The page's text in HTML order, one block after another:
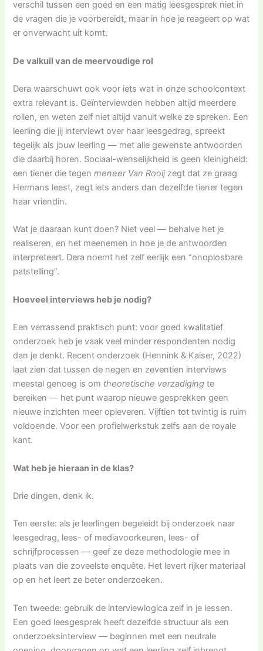
verschil tussen een goed en een matig leesgesprek niet in
de vragen die je voorbereidt, maar in hoe je reageert op wat
er onverwacht uit komt.
De valkuil van de meervoudige rol
Dera waarschuwt ook voor iets wat in onze schoolcontext
extra relevant is. Geïnterviewden hebben altijd meerdere
rollen, en weten zelf niet altijd vanuit welke ze spreken. Een
leerling die jij interviewt over haar leesgedrag, spreekt
tegelijk als jouw leerling — met alle gewenste antwoorden
die daarbij horen. Sociaal-wenselijkheid is geen kleinigheid:
een tiener die tegenmeneer Van Rooijzegt dat ze graag
Hermans leest, zegt iets anders dan dezelfde tiener tegen
haar vriendin.
Wat je daaraan kunt doen? Niet veel — behalve het je
realiseren, en het meenemen in hoe je de antwoorden
interpreteert. Dera noemt het zelf eerlijk een “onoplosbare
patstelling”.
Hoeveel interviews heb je nodig?
Een verrassend praktisch punt: voor goed kwalitatief
onderzoek heb je vaak veel minder respondenten nodig
dan je denkt. Recent onderzoek (Hennink & Kaiser, 2022)
laat zien dat tussen de negen en zeventien interviews
meestal genoeg is om theoretische verzadiging te
bereiken — het punt waarop nieuwe gesprekken geen
nieuwe inzichten meer opleveren. Vijftien tot twintig is ruim
voldoende. Voor een profielwerkstuk zelfs aan de royale
kant.
Wat heb je hieraan in de klas?
Drie dingen, denk ik.
Ten eerste: als je leerlingen begeleidt bij onderzoek naar
leesgedrag, lees- of media­voorkeuren, lees- of
schrijfprocessen — geef ze deze methodologie mee in
plaats van die zoveelste enquête. Het levert rijker materiaal
op en het leert ze beter onderzoeken.
Ten tweede: gebruik de interviewlogica zelf in je lessen.
Een goed leesgesprek heeft dezelfde structuur als een
onderzoeksinterview — beginnen met een neutrale